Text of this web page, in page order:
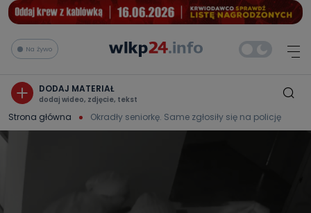
Na żywo
DODAJ MATERIAŁ
dodaj wideo, zdjęcie, tekst
Strona główna Okradły seniorkę. Same zgłosiły się na policję